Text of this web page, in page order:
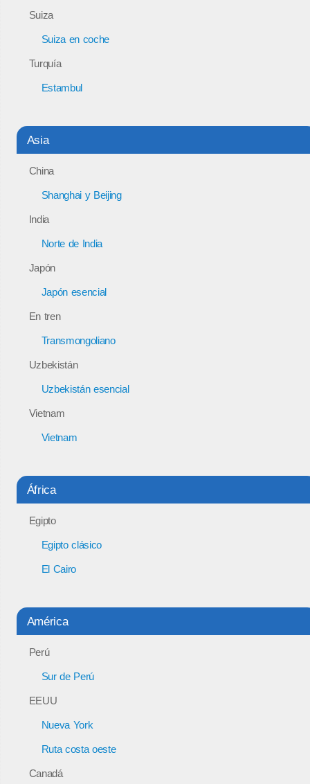
Suiza
Suiza en coche
Turquía
Estambul
Asia
China
Shanghai y Beijing
India
Norte de India
Japón
Japón esencial
En tren
Transmongoliano
Uzbekistán
Uzbekistán esencial
Vietnam
Vietnam
África
Egipto
Egipto clásico
El Cairo
América
Perú
Sur de Perú
EEUU
Nueva York
Ruta costa oeste
Canadá